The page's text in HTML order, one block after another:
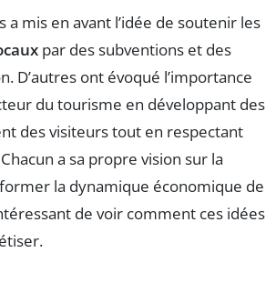
a mis en avant l’idée de soutenir les
par des subventions et des
D’autres ont évoqué l’importance
du tourisme en développant des
des visiteurs tout en respectant
a sa propre vision sur la
la dynamique économique de
de voir comment ces idées